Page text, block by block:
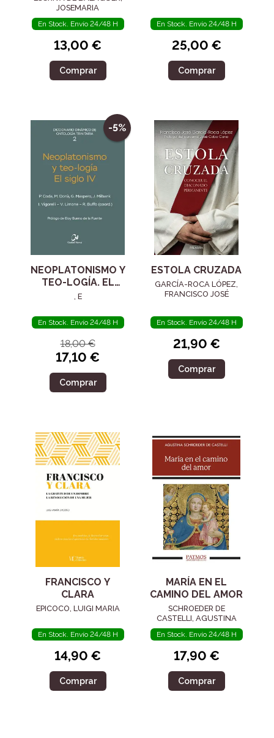
JOSEMARIA
En Stock. Envío 24/48 H
13,00 €
Comprar
En Stock. Envío 24/48 H
25,00 €
Comprar
-5%
NEOPLATONISMO Y
TEO-LOGÍA. EL
SIGLO IV
, E
En Stock. Envío 24/48 H
18,00 €
17,10 €
Comprar
ESTOLA CRUZADA
GARCÍA-ROCA LÓPEZ,
FRANCISCO JOSÉ
En Stock. Envío 24/48 H
21,90 €
Comprar
FRANCISCO Y
CLARA
EPICOCO, LUIGI MARIA
En Stock. Envío 24/48 H
14,90 €
Comprar
MARÍA EN EL
CAMINO DEL AMOR
SCHROEDER DE
CASTELLI, AGUSTINA
En Stock. Envío 24/48 H
17,90 €
Comprar